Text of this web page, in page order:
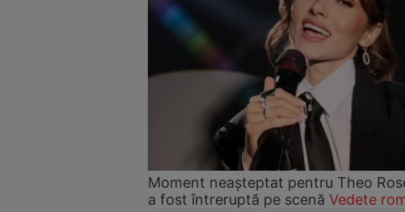
Moment neașteptat pentru Theo
a fost întreruptă pe scenă Vedete